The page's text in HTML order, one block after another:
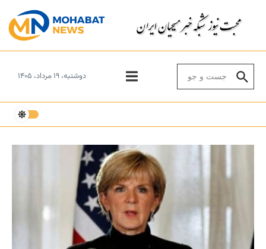
دوشنبه، ۱۹ مرداد، ۱۴۰۵